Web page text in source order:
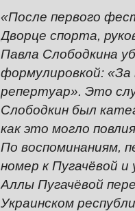
«После первого
Дворце спорта,
Павла Слободкина
формулировкой: «За
репертуар». Это
Слободкин был
как это могло
По воспоминаниям,
номер к Пугачёвой
Аллы Пугачёвой
Украинском